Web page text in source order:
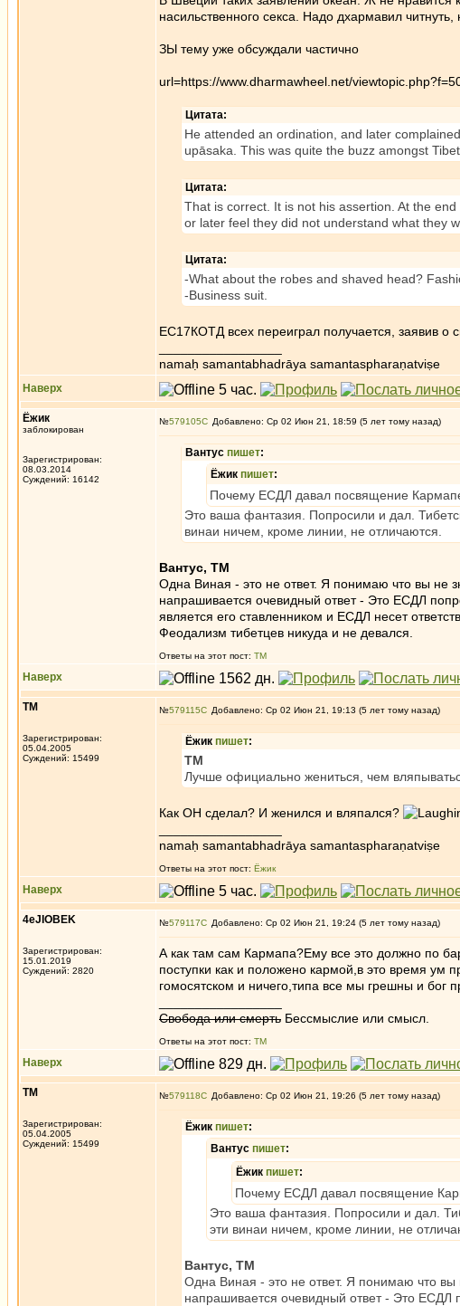
насильственного секса. Надо дхармавил
ЗЫ тему уже обсуждали частично
url=https://www.dharmawheel.net/
Цитата:
He attended an ordination, and later
upāsaka. This was quite the buzz amongst
Цитата:
That is correct. It is not his assertion. At the
or later feel they did not understand what they
Цитата:
-What about the robes and shaved head?
-Business suit.
ЕС17КОТД всех переиграл получается, заявив о
namaḥ samantabhadrāya samantaspharaṇatviṣe
Наверх
Ёжик
заблокирован
Зарегистрирован:
08.03.2014
Суждений: 16142
№579105 Добавлено: Ср 02 Июн 21, 18:59 (5 лет тому назад)
Вантус пишет:
Ёжик пишет:
Почему ЕСДЛ давал посвящение
Это ваша фантазия. Попросили и дал.
винаи ничем, кроме линии, не отличаются.
Вантус, ТМ
Одна Виная - это не ответ. Я понимаю что вы не
напрашивается очевидный ответ - Это ЕСДЛ
является его ставленником и ЕСДЛ несет
Феодализм тибетцев никуда и не девался.
Ответы на этот пост: ТМ
Наверх
ТМ
Зарегистрирован:
05.04.2005
Суждений: 15499
№579115 Добавлено: Ср 02 Июн 21, 19:13 (5 лет тому назад)
Ёжик пишет:
ТМ
Лучше официально жениться, чем
Как ОН сделал? И женился и вляпался?
namaḥ samantabhadrāya samantaspharaṇatviṣe
Ответы на этот пост: Ёжик
Наверх
4eJIOBEK
Зарегистрирован:
15.01.2019
Суждений: 2820
№579117 Добавлено: Ср 02 Июн 21, 19:24 (5 лет тому назад)
А как там сам Кармапа?Ему все это должно по
поступки как и положено кармой,в это время ум
гомосятском и ничего,типа все мы грешны и бог
Свобода или смерть Бессмыслие или смысл.
Ответы на этот пост: ТМ
Наверх
ТМ
Зарегистрирован:
05.04.2005
Суждений: 15499
№579118 Добавлено: Ср 02 Июн 21, 19:26 (5 лет тому назад)
Ёжик пишет:
Вантус пишет:
Ёжик пишет:
Почему ЕСДЛ давал посвящение
Это ваша фантазия. Попросили и дал.
эти винаи ничем, кроме линии, не
Вантус, ТМ
Одна Виная - это не ответ. Я понимаю что
напрашивается очевидный ответ - Это ЕСДЛ